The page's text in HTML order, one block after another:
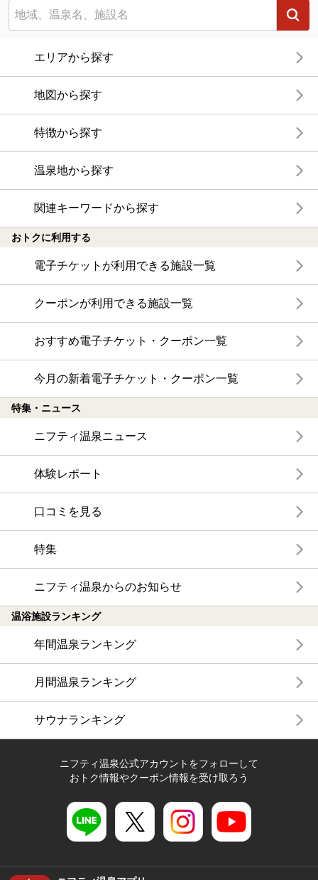
エリアから探す
地図から探す
特徴から探す
温泉地から探す
関連キーワードから探す
おトクに利用する
電子チケットが利用できる施設一覧
クーポンが利用できる施設一覧
おすすめ電子チケット・クーポン一覧
今月の新着電子チケット・クーポン一覧
特集・ニュース
ニフティ温泉ニュース
体験レポート
口コミを見る
特集
ニフティ温泉からのお知らせ
温浴施設ランキング
年間温泉ランキング
月間温泉ランキング
サウナランキング
ニフティ温泉公式アカウントをフォローして
おトク情報やクーポン情報を受け取ろう